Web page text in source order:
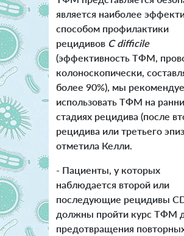
является наиболее
способом профилактики
рецидивов C difficile
(эффективность ТФМ,
колоноскопически,
более 90%), мы
использовать ТФМ на
стадиях рецидива (после
рецидива или третьего
отметила Келли.
- Пациенты, у которых
наблюдается второй или
последующие рецидивы
должны пройти курс ТФМ
предотвращения